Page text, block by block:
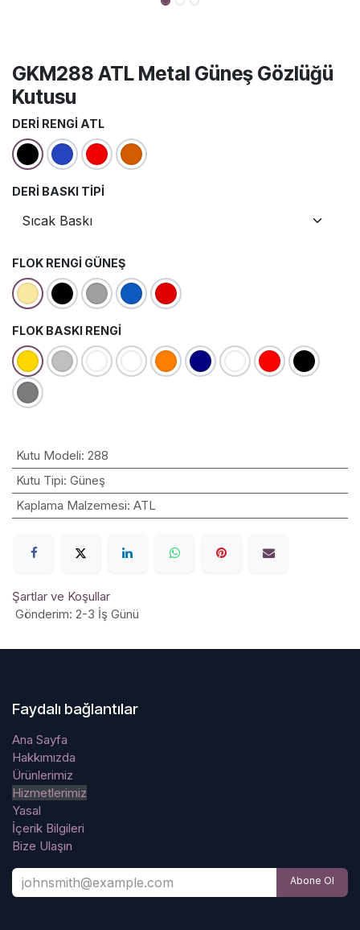
GKM288 ATL Metal Güneş Gözlüğü
Kutusu
DERI RENGI ATL
DERI BASKI TIPI
FLOK RENGI GÜNEŞ
FLOK BASKI RENGI
Kutu Modeli: 288
Kutu Tipi: Güneş
Kaplama Malzemesi: ATL
Şartlar ve Koşullar
Gönderim: 2-3 İş Günü
Faydalı bağlantılar
Ana Sayfa
Hakkımızda
Ürünlerimiz
Hizmetlerimiz
Yasal
İçerik Bilgileri
Bize Ulaşın
Abone Ol